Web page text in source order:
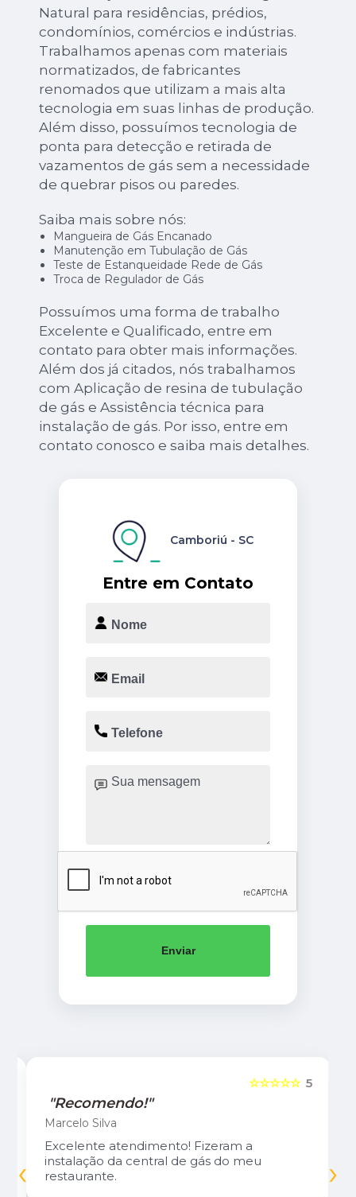
Natural para residências, prédios,
condomínios, comércios e indústrias.
Trabalhamos apenas com materiais
normatizados, de fabricantes
renomados que utilizam a mais alta
tecnologia em suas linhas de produção.
Além disso, possuímos tecnologia de
ponta para detecção e retirada de
vazamentos de gás sem a necessidade
de quebrar pisos ou paredes.
Saiba mais sobre nós:
Mangueira de Gás Encanado
Manutenção em Tubulação de Gás
Teste de Estanqueidade Rede de Gás
Troca de Regulador de Gás
Possuímos uma forma de trabalho
Excelente e Qualificado, entre em
contato para obter mais informações.
Além dos já citados, nós trabalhamos
com Aplicação de resina de tubulação
de gás e Assistência técnica para
instalação de gás. Por isso, entre em
contato conosco e saiba mais detalhes.
Entre em Contato
Camboriú - SC
Enviar
5
☆☆☆☆☆
"Recomendo!"
Marcelo Silva
Excelente atendimento! Fizeram a
instalação da central de gás do meu
restaurante.
‹ ›